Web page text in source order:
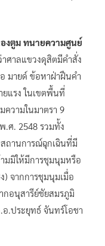
งตูม ทนายความศูนย์
าศาลแขวงดุสิตมีคำสั่ง
มายด์ ข้อหาฝ่าฝืนคำ
แรง ในเขตพื้นที่
วามในมาตรา 9
.ศ. 2548 รวมทั้ง
ถานการณ์ฉุกเฉินที่มี
มมิให้มีการชุมนุมหรือ
) จากการชุมนุมเมื่อ
กอนุสารีย์ชัยสมรภูมิ
อ.ประยุทธ์ จันทร์โอชา